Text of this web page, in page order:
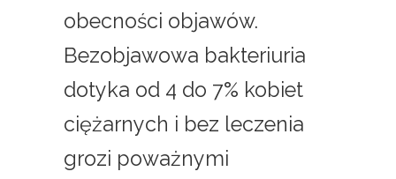
obecności objawów.
Bezobjawowa bakteriuria
dotyka od 4 do 7% kobiet
ciężarnych i bez leczenia
grozi poważnymi